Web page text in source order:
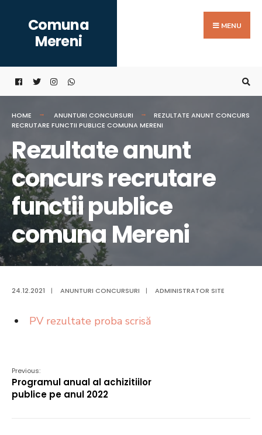
content
Comuna
Mereni
MENU
HOME ANUNTURI CONCURSURI
REZULTATE ANUNT CONCURS
RECRUTARE FUNCTII PUBLICE COMUNA MERENI
Rezultate anunt
concurs recrutare
functii publice
comuna Mereni
24.12.2021 | ANUNTURI CONCURSURI | ADMINISTRATOR SITE
PV rezultate proba scrisă
Previous:
Programul anual al achizitiilor
publice pe anul 2022
for: